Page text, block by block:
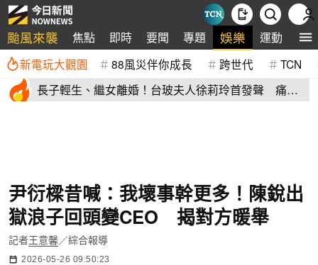
颱風來襲 焦點 即時 要聞 專題 娛樂 運動 全
新電玩大觀園 88風災伴你成長 跨世代 TCN
長子輕生、繼女離婚！台玻夫人徐莉玲首發聲 痛揭
尹衍樑昔喊：我壞事幹更多！陳銳出
獄浪子回頭變CEO 揭對方暖舉
記者王意馨／綜合報導
2026-05-26 09:50:23